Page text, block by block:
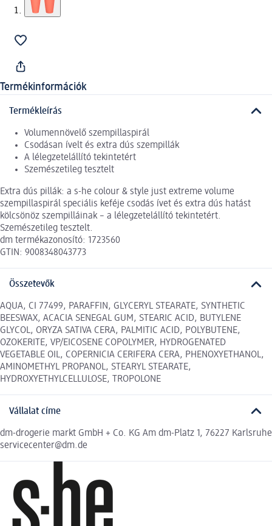
Termékinformációk
Termékleírás
Volumennövelő szempillaspirál
Csodásan ívelt és extra dús szempillák
A lélegzetelállító tekintetért
Szemészetileg tesztelt
Extra dús pillák: a s-he colour & style just extreme volume
szempillaspirál speciális keféje csodás ívet és extra dús hatást
kölcsönöz szempilláinak – a lélegzetelállító tekintetért.
Szemészetileg tesztelt.
dm termékazonosító: 1723560
GTIN: 9008348043773
Összetevők
AQUA, CI 77499, PARAFFIN, GLYCERYL STEARATE, SYNTHETIC
BEESWAX, ACACIA SENEGAL GUM, STEARIC ACID, BUTYLENE
GLYCOL, ORYZA SATIVA CERA, PALMITIC ACID, POLYBUTENE,
OZOKERITE, VP/EICOSENE COPOLYMER, HYDROGENATED
VEGETABLE OIL, COPERNICIA CERIFERA CERA, PHENOXYETHANOL,
AMINOMETHYL PROPANOL, STEARYL STEARATE,
HYDROXYETHYLCELLULOSE, TROPOLONE
Vállalat címe
dm-drogerie markt GmbH + Co. KG Am dm-Platz 1, 76227 Karlsruhe
servicecenter@dm.de